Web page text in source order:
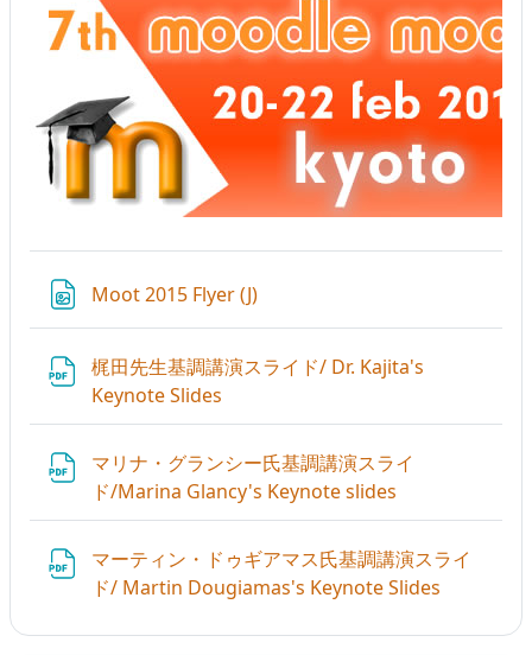
Moot 2015 Flyer (J)
梶田先生基調講演スライド/ Dr. Kajita's
Keynote Slides
マリナ・グランシー氏基調講演スライ
ド/Marina Glancy's Keynote slides
マーティン・ドゥギアマス氏基調講演スライ
ド/ Martin Dougiamas's Keynote Slides